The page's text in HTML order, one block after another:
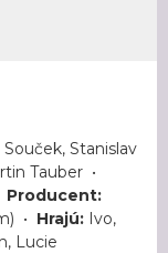
Stanislav
Tauber •
Producent:
• Hrajú: Ivo,
Lucie